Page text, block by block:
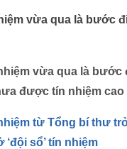
vừa qua là bước
vừa qua là
được tín nhiệm
từ Tổng bí thư
‘đội sổ’ tín nhiệm